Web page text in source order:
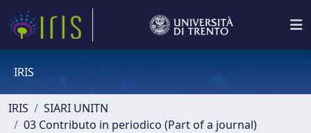
IRIS
IRIS
SIARI UNITN
03 Contributo in periodico (Part of a journal)